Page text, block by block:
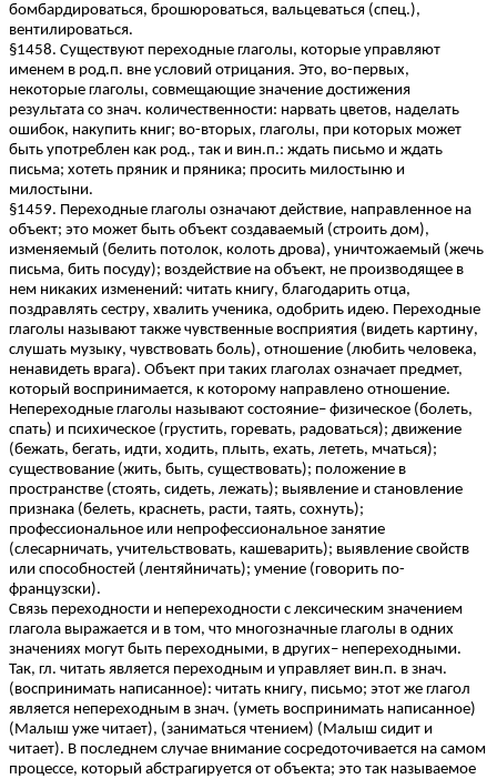
бомбардироваться, брошюроваться, вальцеваться (спец.),
вентилироваться.
§1458. Существуют переходные глаголы, которые управляют
именем в род.п. вне условий отрицания. Это, во-первых,
некоторые глаголы, совмещающие значение достижения
результата со знач. количественности: нарвать цветов, наделать
ошибок, накупить книг; во-вторых, глаголы, при которых может
быть употреблен как род., так и вин.п.: ждать письмо и ждать
письма; хотеть пряник и пряника; просить милостыню и
милостыни.
§1459. Переходные глаголы означают действие, направленное на
объект; это может быть объект создаваемый (строить дом),
изменяемый (белить потолок, колоть дрова), уничтожаемый (жечь
письма, бить посуду); воздействие на объект, не производящее в
нем никаких изменений: читать книгу, благодарить отца,
поздравлять сестру, хвалить ученика, одобрить идею. Переходные
глаголы называют также чувственные восприятия (видеть картину,
слушать музыку, чувствовать боль), отношение (любить человека,
ненавидеть врага). Объект при таких глаголах означает предмет,
который воспринимается, к которому направлено отношение.
Непереходные глаголы называют состояние– физическое (болеть,
спать) и психическое (грустить, горевать, радоваться); движение
(бежать, бегать, идти, ходить, плыть, ехать, лететь, мчаться);
существование (жить, быть, существовать); положение в
пространстве (стоять, сидеть, лежать); выявление и становление
признака (белеть, краснеть, расти, таять, сохнуть);
профессиональное или непрофессиональное занятие
(слесарничать, учительствовать, кашеварить); выявление свойств
или способностей (лентяйничать); умение (говорить по-
французски).
Связь переходности и непереходности с лексическим значением
глагола выражается и в том, что многозначные глаголы в одних
значениях могут быть переходными, в других– непереходными.
Так, гл. читать является переходным и управляет вин.п. в знач.
(воспринимать написанное): читать книгу, письмо; этот же глагол
является непереходным в знач. (уметь воспринимать написанное)
(Малыш уже читает), (заниматься чтением) (Малыш сидит и
читает). В последнем случае внимание сосредоточивается на самом
процессе, который абстрагируется от объекта; это так называемое